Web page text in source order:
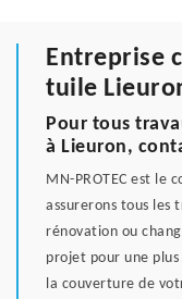
Entreprise
tuile
Pour tous
à Lieuron,
MN-PROTEC est le
assurerons tous les
rénovation ou
projet pour une plus
la couverture de